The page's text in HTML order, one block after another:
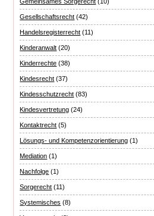
Gesellschaftsrecht (42)
Handelsregisterrecht (11)
Kinderanwalt (20)
Kinderrechte (38)
Kindesrecht (37)
Kindesschutzrecht (83)
Kindesvertretung (24)
Kontaktrecht (5)
Lösungs- und Kompetenzorientierung (1)
Mediation (1)
Nachfolge (1)
Sorgerecht (11)
Systemisches (8)